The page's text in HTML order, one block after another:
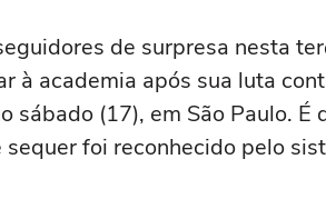
de surpresa nesta
à academia após sua luta
sábado (17), em São Paulo.
foi reconhecido pelo